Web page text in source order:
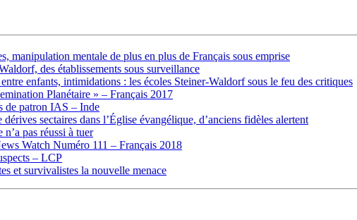
manipulation mentale de plus en plus de Français sous emprise
des établissements sous surveillance
enfants, intimidations : les écoles Steiner-Waldorf sous le feu des critiques
Planétaire » – Français 2017
de patron IAS – Inde
sectaires dans l’Église évangélique, d’anciens fidèles alertent
pas réussi à tuer
Watch Numéro 111 – Français 2018
– LCP
et survivalistes la nouvelle menace